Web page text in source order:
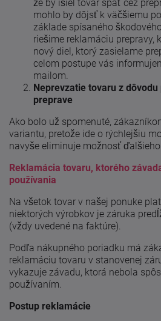
že by išiel tovar späť cez
mohlo by dôjsť k väčšiemu
základe spísaného
riešime reklamáciu prepravy,
nový diel, ktorý zasielame
celom postupe vás
mailom.
Neprevzatie tovaru z
preprave
Ako bolo už spomenuté,
variantu, pretože ide o rýchlejšiu
navyše eliminuje možnosť
Reklamácia tovaru, ktorého
používania
Na všetok tovar v našej ponuke
niektorých výrobkov je záruka
(vždy uvedené na faktúre).
Podľa nákupného poriadku má
reklamáciu tovaru v stanovenej
vykazuje závadu, ktorá nebola
používaním.
Postup reklamácie